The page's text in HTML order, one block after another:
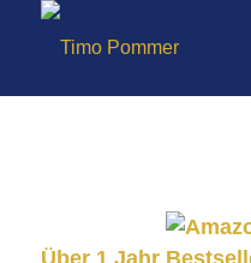
Über 1 Jahr